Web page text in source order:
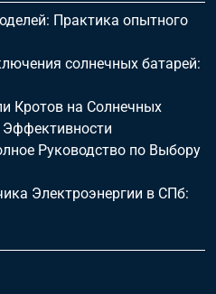
Практика опытного
солнечных батарей:
Кротов на Солнечных
Эффективности
Руководство по Выбору
Электроэнергии в СПб: